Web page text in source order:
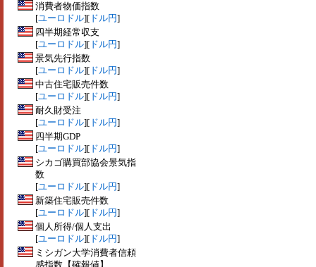
消費者物価指数
[ユーロドル][ ドル円]
四半期経常収支
[ユーロドル][ ドル円]
景気先行指数
[ユーロドル][ ドル円]
中古住宅販売件数
[ユーロドル][ ドル円]
耐久財受注
[ユーロドル][ ドル円]
四半期GDP
[ユーロドル][ ドル円]
シカゴ購買部協会景気指
数
[ユーロドル][ ドル円]
新築住宅販売件数
[ユーロドル][ ドル円]
個人所得/個人支出
[ユーロドル][ ドル円]
ミシガン大学消費者信頼
感指数【確報値】